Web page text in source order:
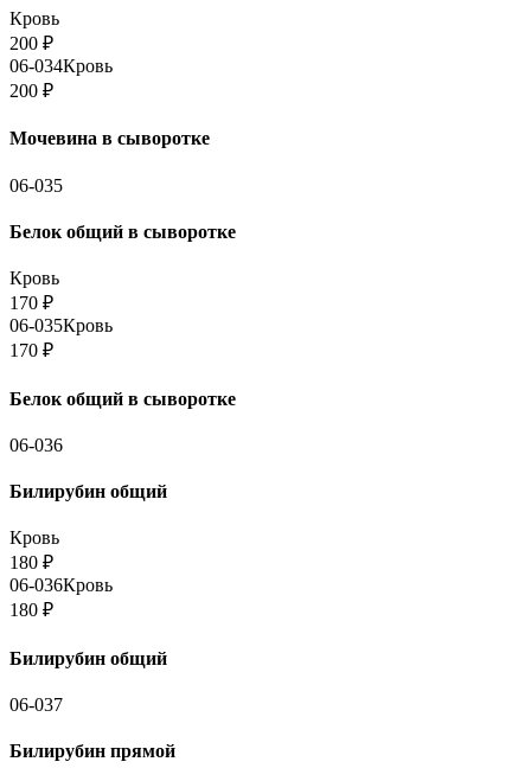
Кровь
200 ₽
06-034Кровь
200 ₽
Мочевина в сыворотке
06-035
Белок общий в сыворотке
Кровь
170 ₽
06-035Кровь
170 ₽
Белок общий в сыворотке
06-036
Билирубин общий
Кровь
180 ₽
06-036Кровь
180 ₽
Билирубин общий
06-037
Билирубин прямой